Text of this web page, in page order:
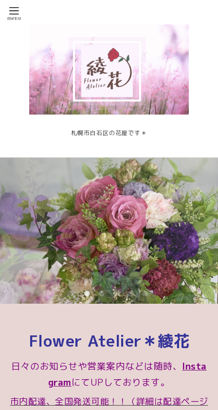
札幌市白石区の花屋です＊
Flower Atelier＊綾花
日々のお知らせや営業案内などは随時、 Insta
gramにてUPしております。
市内配達、全国発送可能！！（詳細は配達ページ